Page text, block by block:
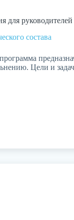
для руководителей
состава
Цели и